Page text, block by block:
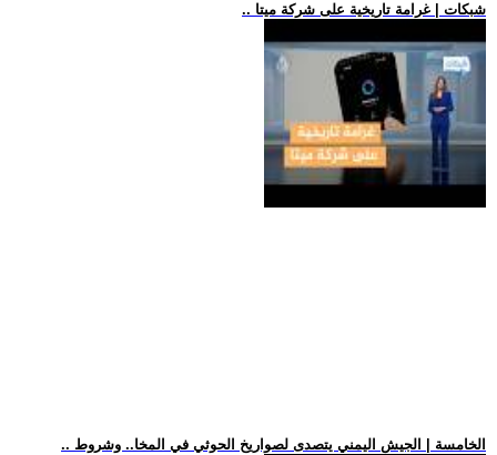
.. شبكات | غرامة تاريخية على شركة ميتا
.. الخامسة | الجيش اليمني يتصدى لصواريخ الحوثي في المخا.. وشروط